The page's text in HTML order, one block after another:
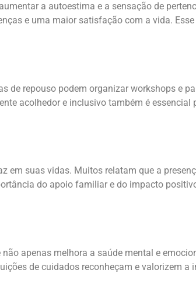
a autoestima e a sensação de
e uma maior satisfação com a vida.
de repouso podem organizar workshops e
acolhedor e inclusivo também é essencial
suas vidas. Muitos relatam que a
do apoio familiar e do impacto
apenas melhora a saúde mental e
de cuidados reconheçam e valorizem a